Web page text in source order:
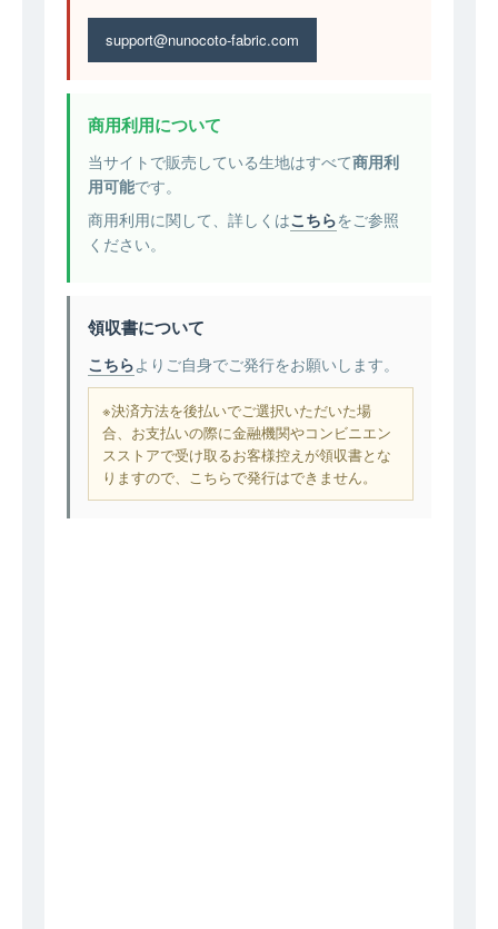
support@nunocoto-fabric.com
商用利用について
当サイトで販売している生地はすべて商用利
用可能です。
商用利用に関して、詳しくはこちらをご参照
ください。
領収書について
こちらよりご自身でご発行をお願いします。
※決済方法を後払いでご選択いただいた場
合、お支払いの際に金融機関やコンビニエン
スストアで受け取るお客様控えが領収書とな
りますので、こちらで発行はできません。